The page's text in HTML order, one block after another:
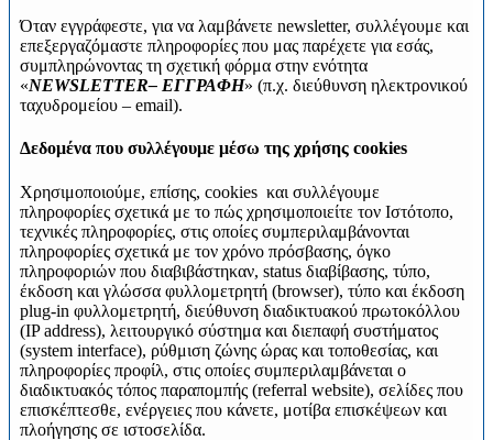
Όταν εγγράφεστε, για να λαμβάνετε newsletter, συλλέγουμε και
επεξεργαζόμαστε πληροφορίες που μας παρέχετε για εσάς,
συμπληρώνοντας τη σχετική φόρμα στην ενότητα
«NEWSLETTER– ΕΓΓΡΑΦΗ» (π.χ. διεύθυνση ηλεκτρονικού
ταχυδρομείου – email).
Δεδομένα που συλλέγουμε μέσω της χρήσης cookies
Χρησιμοποιούμε, επίσης, cookies και συλλέγουμε
πληροφορίες σχετικά με το πώς χρησιμοποιείτε τον Ιστότοπο,
τεχνικές πληροφορίες, στις οποίες συμπεριλαμβάνονται
πληροφορίες σχετικά με τον χρόνο πρόσβασης, όγκο
πληροφοριών που διαβιβάστηκαν, status διαβίβασης, τύπο,
έκδοση και γλώσσα φυλλομετρητή (browser), τύπο και έκδοση
plug-in φυλλομετρητή, διεύθυνση διαδικτυακού πρωτοκόλλου
(IP address), λειτουργικό σύστημα και διεπαφή συστήματος
(system interface), ρύθμιση ζώνης ώρας και τοποθεσίας, και
πληροφορίες προφίλ, στις οποίες συμπεριλαμβάνεται ο
διαδικτυακός τόπος παραπομπής (referral website), σελίδες που
επισκέπτεσθε, ενέργειες που κάνετε, μοτίβα επισκέψεων και
πλοήγησης σε ιστοσελίδα.